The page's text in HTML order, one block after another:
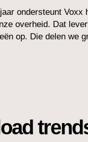
ondersteunt Voxx
overheid. Dat
op. Die delen we